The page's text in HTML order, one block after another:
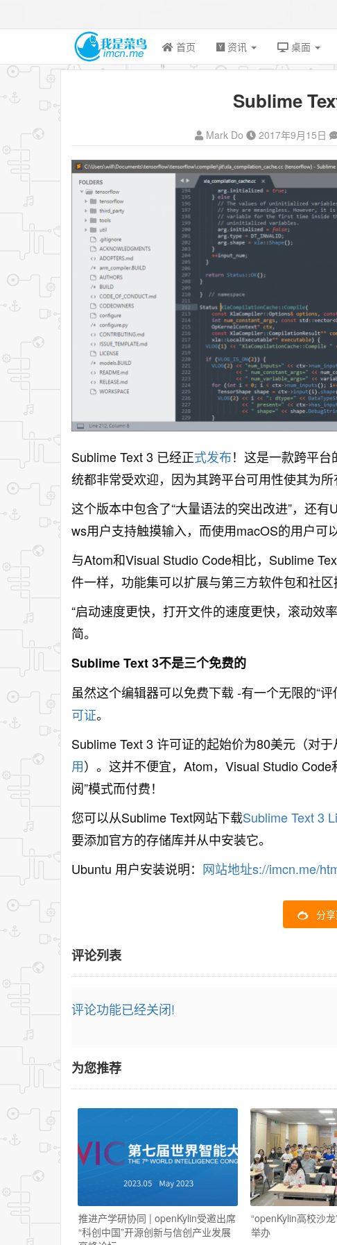
首页 资讯 桌面
Sublime
Mark Do 2017年9月15日
Sublime Text 3 已经正式发布！这是一款跨平台
统都非常受欢迎，因为其跨平台可用性使其为所
这个版本中包含了“大量语法的突出改进”，还
ws用户支持触摸输入，而使用macOS的用户可
与Atom和Visual Studio Code相比，Sublime
件一样，功能集可以扩展与第三方软件包和社区
“启动速度更快，打开文件的速度更快，滚动效率
简。
Sublime Text 3不是三个免费的
虽然这个编辑器可以免费下载 -有一个无限的“
可证。
Sublime Text 3 许可证的起始价为80美元（对
用）。 这并不便宜，Atom，Visual Studio Code
阅”模式而付费！
您可以从Sublime Text网站下载Sublime Text 3
要添加官方的存储库并从中安装它。
Ubuntu 用户安装说明： 网站地址s://imcn.me/
分
评论列表
评论功能已经关闭!
为您推荐
推进产学研协同 | openKylin受邀出席
“科创中国”开源创新与信创产业发展
“openKylin高校沙
举办